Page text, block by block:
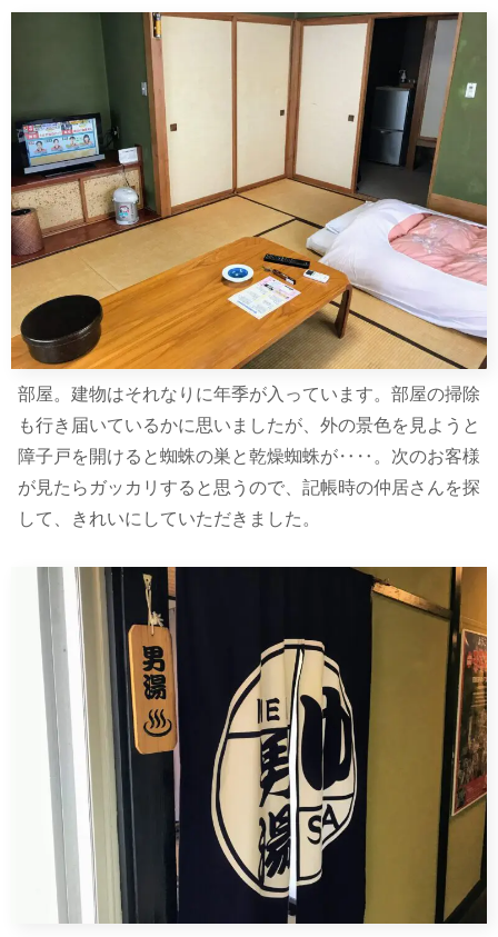
部屋。建物はそれなりに年季が入っています。部屋の掃除
も行き届いているかに思いましたが、外の景色を見ようと
障子戸を開けると蜘蛛の巣と乾燥蜘蛛が‥‥。次のお客様
が見たらガッカリすると思うので、記帳時の仲居さんを探
して、きれいにしていただきました。